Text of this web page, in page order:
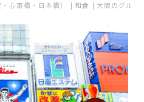
心斎橋・日本橋） 和食 大阪のグルメ